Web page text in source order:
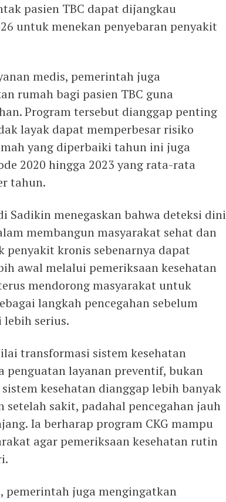
pasien TBC dapat dijangkau
untuk menekan penyebaran penyakit
medis, pemerintah juga
rumah bagi pasien TBC guna
Program tersebut dianggap penting
layak dapat memperbesar risiko
yang diperbaiki tahun ini juga
2020 hingga 2023 yang rata-rata
tahun.
Sadikin menegaskan bahwa deteksi dini
membangun masyarakat sehat dan
kronis sebenarnya dapat
awal melalui pemeriksaan kesehatan
mendorong masyarakat untuk
langkah pencegahan sebelum
serius.
transformasi sistem kesehatan
penguatan layanan preventif, bukan
kesehatan dianggap lebih banyak
setelah sakit, padahal pencegahan jauh
Ia berharap program CKG mampu
agar pemeriksaan kesehatan rutin
pemerintah juga mengingatkan